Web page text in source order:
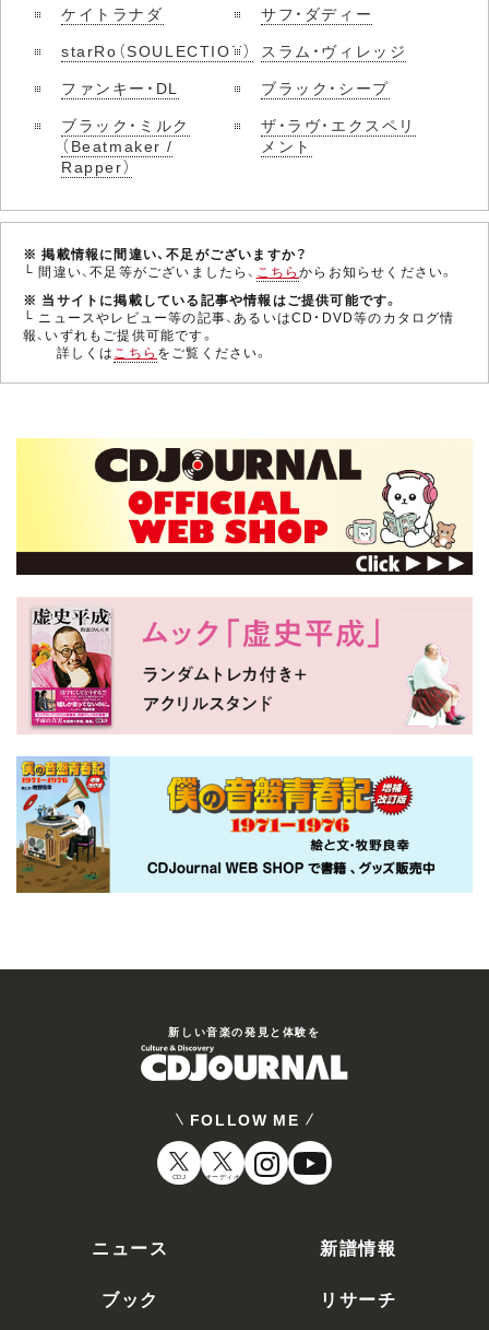
ケイトラナダ
サフ・ダディー
starRo（SOULECTION）
スラム・ヴィレッジ
ファンキー・DL
ブラック・シープ
ブラック・ミルク
（Beatmaker /
Rapper）
ザ・ラヴ・エクスペリ
メント
※ 掲載情報に間違い、不足がございますか？
└ 間違い、不足等がございましたら、 こちらからお知らせください。
※ 当サイトに掲載している記事や情報はご提供可能です。
└ ニュースやレビュー等の記事、あるいはCD・DVD等のカタログ情
報、いずれもご提供可能です。
詳しくはこちら をご覧ください。
新しい⾳楽の発⾒と体験を
FOLLOW ME
CDJ オーディオ
ニュース
新譜情報
ブック
リサーチ